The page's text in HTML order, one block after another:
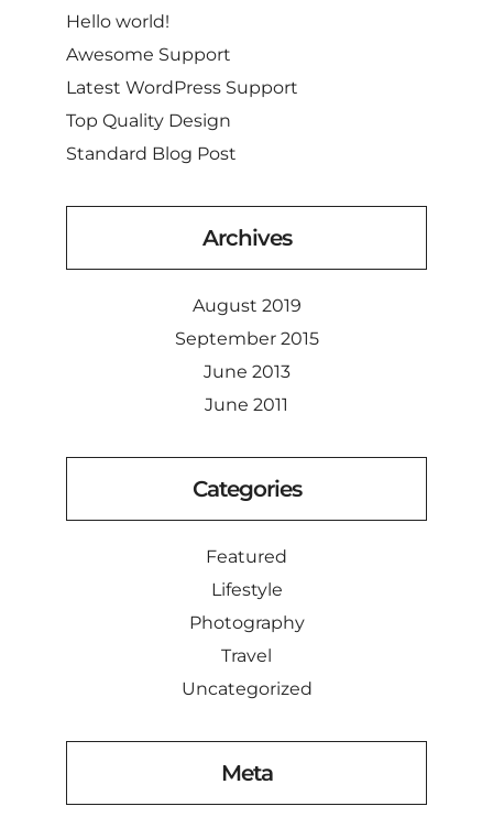
Hello world!
Awesome Support
Latest WordPress Support
Top Quality Design
Standard Blog Post
Archives
August 2019
September 2015
June 2013
June 2011
Categories
Featured
Lifestyle
Photography
Travel
Uncategorized
Meta